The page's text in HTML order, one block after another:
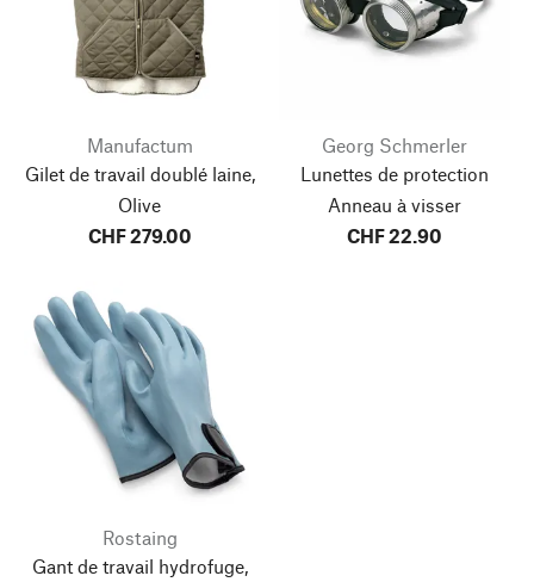
Manufactum
Gilet de travail doublé laine,
Olive
CHF 279.00
Georg Schmerler
Lunettes de protection
Anneau à visser
CHF 22.90
Rostaing
Gant de travail hydrofuge,